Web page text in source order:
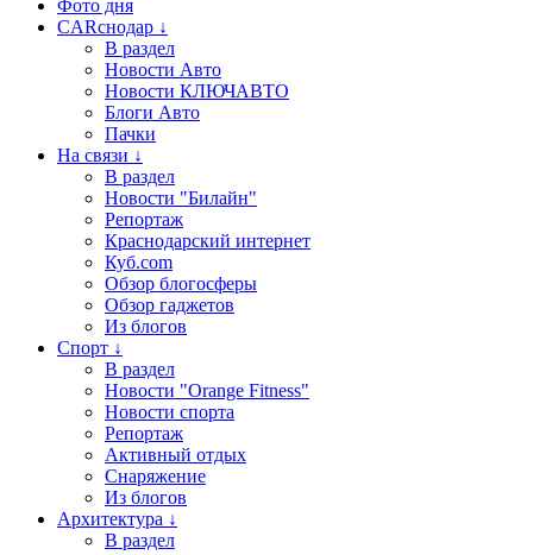
Фото дня
CARснодар ↓
В раздел
Новости Авто
Новости КЛЮЧАВТО
Блоги Авто
Пачки
На связи ↓
В раздел
Новости "Билайн"
Репортаж
Краснодарский интернет
Куб.com
Обзор блогосферы
Обзор гаджетов
Из блогов
Спорт ↓
В раздел
Новости "Orange Fitness"
Новости спорта
Репортаж
Активный отдых
Снаряжение
Из блогов
Архитектура ↓
В раздел